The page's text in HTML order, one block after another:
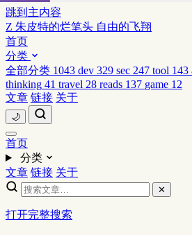
跳到主内容
Z 朱皮特的烂笔头 自由的飞翔
首页
分类
全部分类 1043 dev 329 sec 247 tool 143
thinking 41 travel 28 reads 137 game 12
文章 链接 关于
🌙
首页
分类
文章 链接 关于
✕
打开完整搜索